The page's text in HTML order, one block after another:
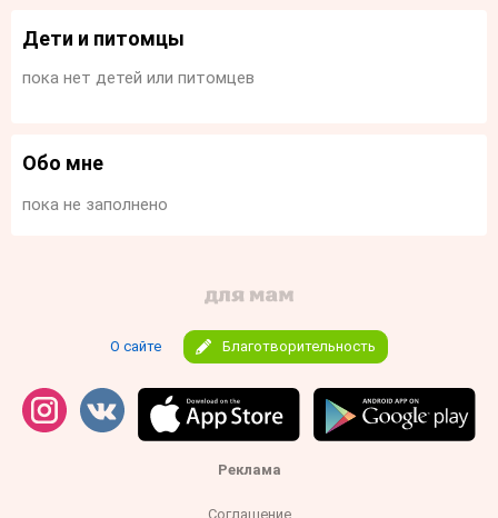
Дети и питомцы
пока нет детей или питомцев
Обо мне
пока не заполнено
О сайте Благотворительность
Реклама
Соглашение